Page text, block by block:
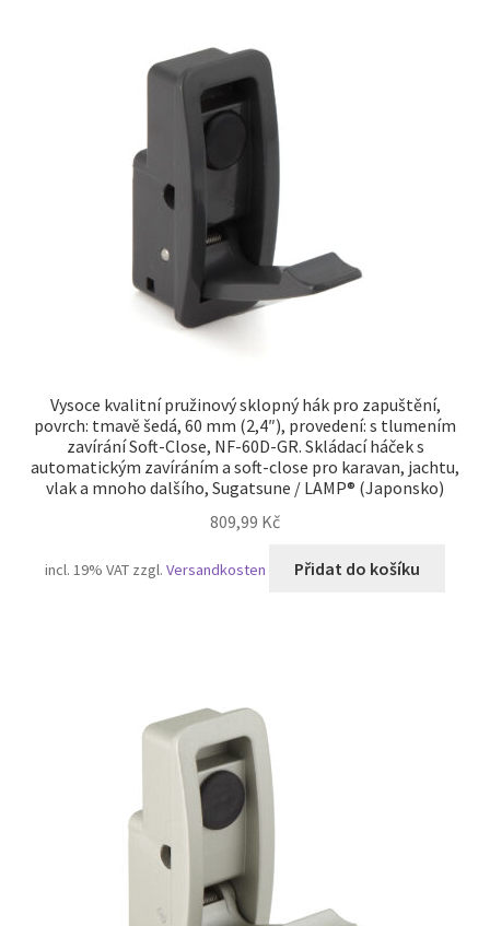
Vysoce kvalitní pružinový sklopný hák pro zapuštění,
povrch: tmavě šedá, 60 mm (2,4″), provedení: s tlumením
zavírání Soft-Close, NF-60D-GR. Skládací háček s
automatickým zavíráním a soft-close pro karavan, jachtu,
vlak a mnoho dalšího, Sugatsune / LAMP® (Japonsko)
809,99 Kč
incl. 19% VAT zzgl.Versandkosten Přidat do košíku